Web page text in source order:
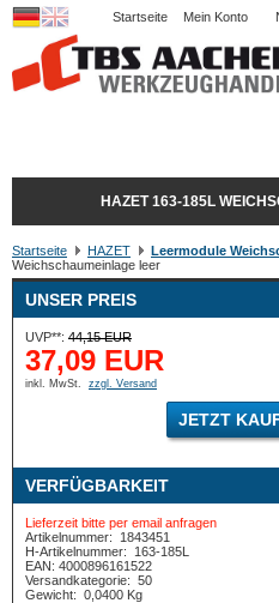
Startseite Mein Konto
HAZET 163-185L
Startseite HAZET Leermodule
Weichschaumeinlage leer
UNSER PREIS
UVP**: 44,15 EUR
37,09 EUR
inkl. MwSt. zzgl. Versand
JETZT
VERFÜGBARKEIT
Lieferzeit bitte per email anfragen
Artikelnummer:
1843451
H-Artikelnummer:
163-185L
EAN: 4000896161522
Versandkategorie: 50
Gewicht: 0,0400 Kg